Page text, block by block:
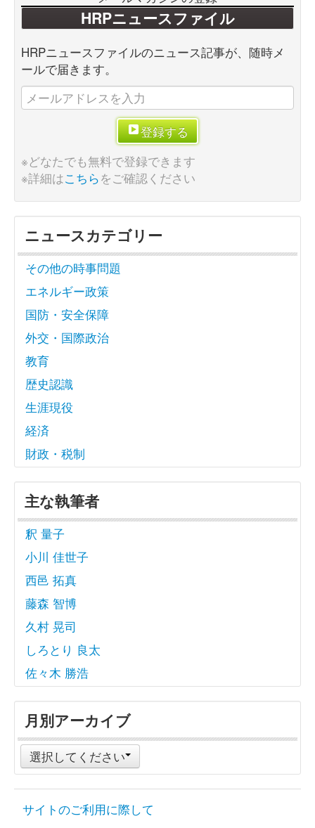
HRPニュースファイル
HRPニュースファイルのニュース記事が、随時メ
ールで届きます。
登録する
※どなたでも無料で登録できます
※詳細はこちらをご確認ください
ニュースカテゴリー
その他の時事問題
エネルギー政策
国防・安全保障
外交・国際政治
教育
歴史認識
生涯現役
経済
財政・税制
主な執筆者
釈 量子
小川 佳世子
西邑 拓真
藤森 智博
久村 晃司
しろとり 良太
佐々木 勝浩
月別アーカイブ
選択してください
サイトのご利用に際して